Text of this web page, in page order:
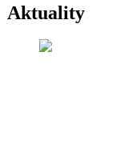
Aktuality